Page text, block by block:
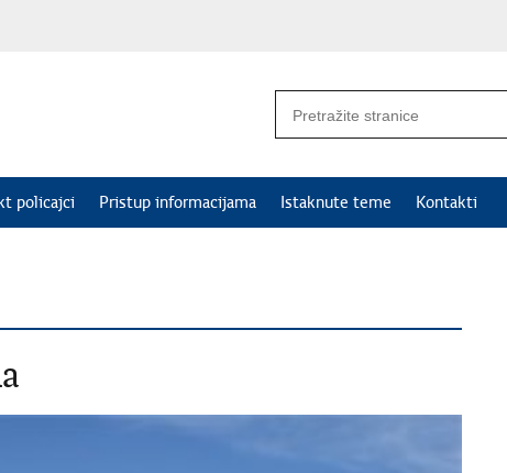
policajci Pristup informacijama Istaknute teme Kontakti